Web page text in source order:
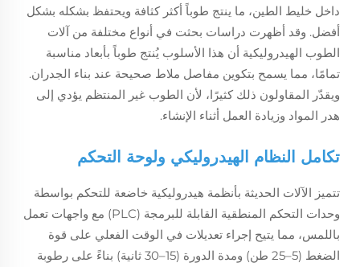
داخل خليط الطين، ما ينتج طوباً أكثر كثافة ويحتفظ بشكله بشكل
أفضل. وقد أظهرت دراسات بحثت في أنواع مختلفة من آلات
الطوب الهيدروليكية أن هذا الأسلوب يُنتج طوباً بأبعاد مناسبة
تمامًا، مما يسمح بتكوين مفاصل ملاط صحيحة عند بناء الجدران.
ويقدّر المقاولون ذلك كثيرًا، لأن الطوب غير المنتظم يؤدي إلى
هدر المواد وزيادة العمل أثناء الإنشاء.
تكامل النظام الهيدروليكي ولوحة التحكم
تتميز الآلات الحديثة بأنظمة هيدروليكية خاضعة للتحكم بواسطة
وحدات التحكم المنطقية القابلة للبرمجة (PLC) مع واجهات تعمل
باللمس، مما يتيح إجراء تعديلات في الوقت الفعلي على قوة
الضغط (5–25 طن) ومدة الدورة (15–30 ثانية) بناءً على رطوبة